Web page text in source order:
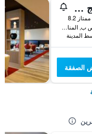
فندق الخليج قاعة مؤتمرات وسبا
ممتاز 8.2
شارع بني قطبه، ص ب, المنامة, البحرين
الصفقة